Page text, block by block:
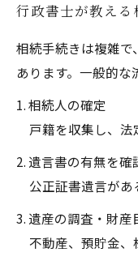
行政書士が教える
相続手続きは複雑で
あります。一般的な
1. 相続人の確定
戸籍を収集し、法
2. 遺言書の有無を確
公正証書遺言があ
3. 遺産の調査・財産
不動産、預貯金、